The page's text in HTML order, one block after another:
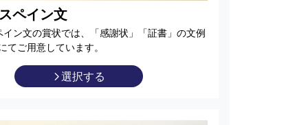
ペイン文
ン文の賞状では、「感謝状」「証書」の文例
てご用意しています。
選択する